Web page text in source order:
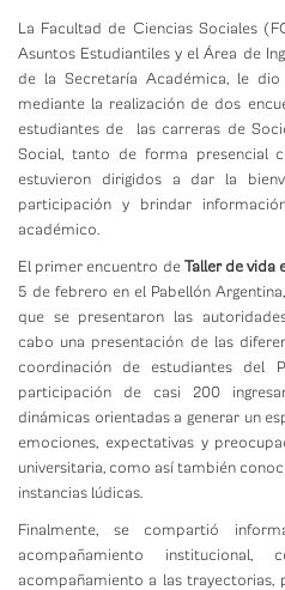
La Facultad de Ciencias Sociales
Asuntos Estudiantiles y el Área de
de la Secretaría Académica, le dio
mediante la realización de dos
estudiantes de las carreras de
Social, tanto de forma presencial
estuvieron dirigidos a dar la
participación y brindar
académico.
El primer encuentro de Taller de vida
5 de febrero en el Pabellón
que se presentaron las
cabo una presentación de las
coordinación de estudiantes del
participación de casi 200
dinámicas orientadas a generar un
emociones, expectativas y
universitaria, como así también
instancias lúdicas.
Finalmente, se compartió
acompañamiento
acompañamiento a las trayectorias,